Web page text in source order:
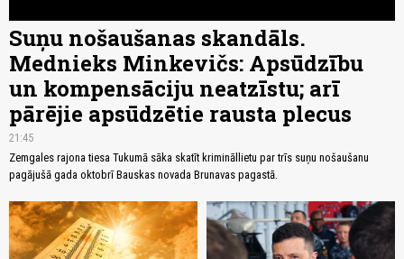
Suņu nošaušanas skandāls.
Mednieks Minkevičs: Apsūdzību
un kompensāciju neatzīstu; arī
pārējie apsūdzētie rausta plecus
21:45
Zemgales rajona tiesa Tukumā sāka skatīt krimināllietu par trīs suņu nošaušanu
pagājušā gada oktobrī Bauskas novada Brunavas pagastā.